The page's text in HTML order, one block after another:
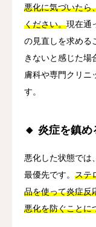
悪化に気づいたら
ください。現在通
の見直しを求める
きないと感じた場
膚科や専門クリニ
す。
🔸 炎症を鎮
悪化した状態では
最優先です。 ステ
品を使って炎症反
悪化を防ぐことに